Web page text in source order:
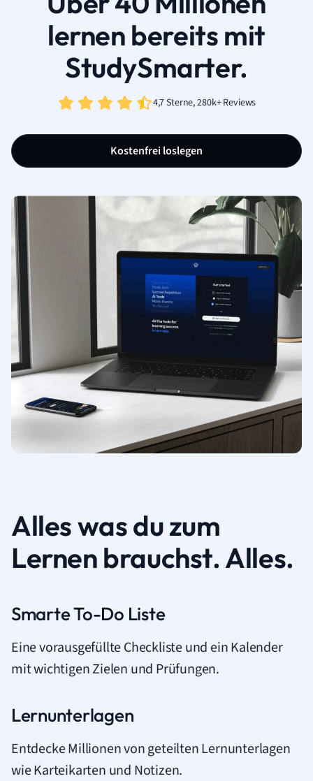
lernen bereits mit
StudySmarter.
4,7 Sterne, 280k+ Reviews
Kostenfrei loslegen
Alles was du zum
Lernen brauchst. Alles.
Smarte To-Do Liste
Eine vorausgefüllte Checkliste und ein Kalender
mit wichtigen Zielen und Prüfungen.
Lernunterlagen
Entdecke Millionen von geteilten Lernunterlagen
wie Karteikarten und Notizen.